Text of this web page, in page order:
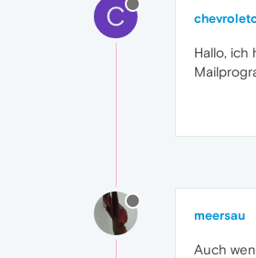
C
Hallo, ich
meersau
Auch